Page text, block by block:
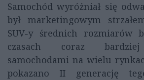
Samochód wyróżniał się
był marketingowym
SUV-y średnich rozmiarów
czasach coraz bardziej
samochodami na wielu
pokazano II generację